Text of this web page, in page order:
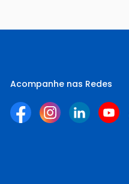
Acompanhe nas Redes